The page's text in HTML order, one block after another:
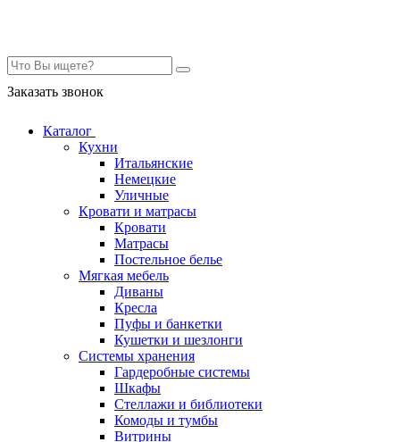
Заказать звонок
Каталог
Кухни
Итальянские
Немецкие
Уличные
Кровати и матрасы
Кровати
Матрасы
Постельное белье
Мягкая мебель
Диваны
Кресла
Пуфы и банкетки
Кушетки и шезлонги
Системы хранения
Гардеробные системы
Шкафы
Стеллажи и библиотеки
Комоды и тумбы
Витрины